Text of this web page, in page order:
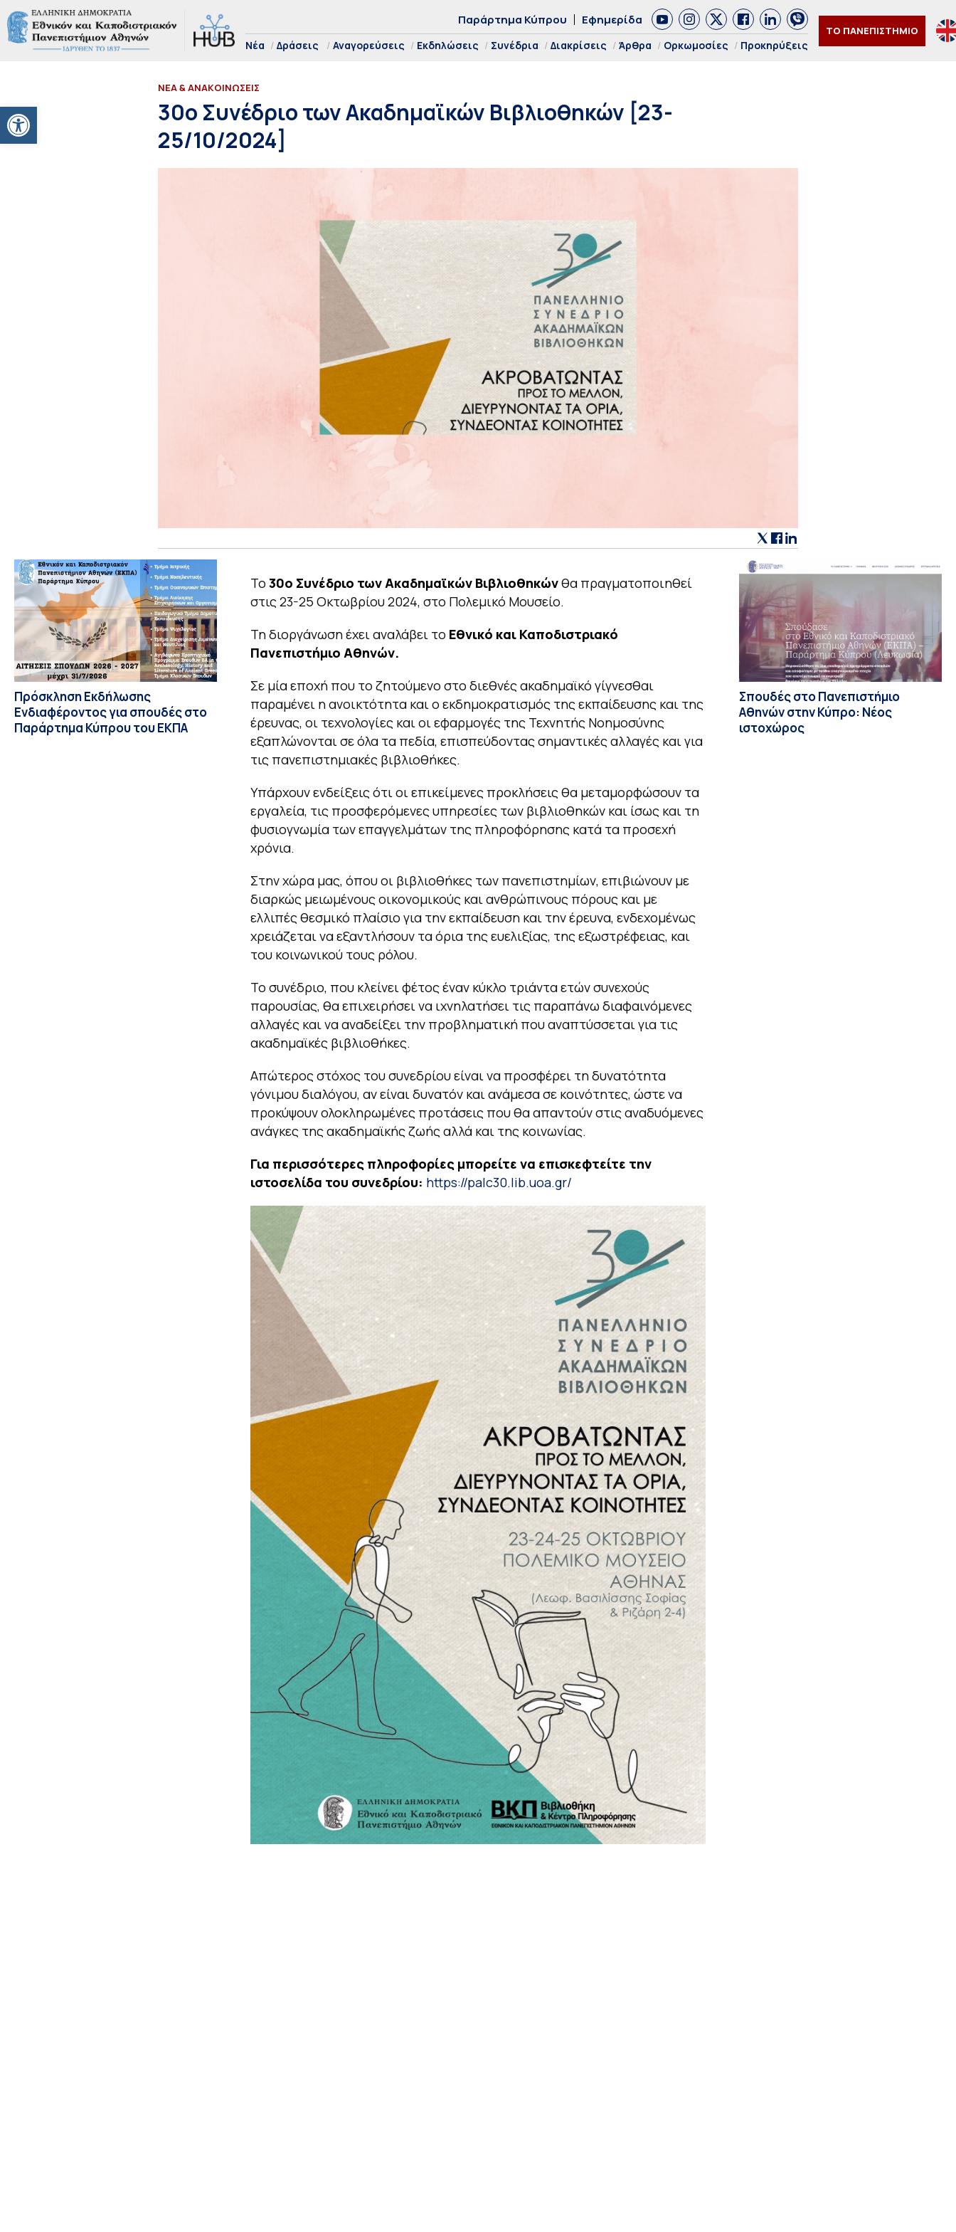
Ανοίξτε τη γραμμή εργαλείων
Παράρτημα Κύπρου Εφημερίδα
Νέα Δράσεις Αναγορεύσεις Εκδηλώσεις Συνέδρια Διακρίσεις Άρθρα Ορκωμοσίες Προκηρύξεις
ΤΟ ΠΑΝΕΠΙΣΤΗΜΙΟ
ΝΕΑ & ΑΝΑΚΟΙΝΩΣΕΙΣ
30ο Συνέδριο των Ακαδημαϊκών Βιβλιοθηκών [23-
25/10/2024]
Πρόσκληση Εκδήλωσης
Ενδιαφέροντος για σπουδές στο
Παράρτημα Κύπρου του ΕΚΠΑ
Το 30ο Συνέδριο των Ακαδημαϊκών Βιβλιοθηκώνθα πραγματοποιηθεί
στις 23-25 Οκτωβρίου 2024, στο Πολεμικό Μουσείο.
Τη διοργάνωση έχει αναλάβει το Εθνικό και Καποδιστριακό
Πανεπιστήμιο Αθηνών.
Σε μία εποχή που το ζητούμενο στο διεθνές ακαδημαϊκό γίγνεσθαι
παραμένει η ανοικτότητα και ο εκδημοκρατισμός της εκπαίδευσης και της
έρευνας, οι τεχνολογίες και οι εφαρμογές της Τεχνητής Νοημοσύνης
εξαπλώνονται σε όλα τα πεδία, επισπεύδοντας σημαντικές αλλαγές και για
τις πανεπιστημιακές βιβλιοθήκες.
Υπάρχουν ενδείξεις ότι οι επικείμενες προκλήσεις θα μεταμορφώσουν τα
εργαλεία, τις προσφερόμενες υπηρεσίες των βιβλιοθηκών και ίσως και τη
φυσιογνωμία των επαγγελμάτων της πληροφόρησης κατά τα προσεχή
χρόνια.
Στην χώρα μας, όπου οι βιβλιοθήκες των πανεπιστημίων, επιβιώνουν με
διαρκώς μειωμένους οικονομικούς και ανθρώπινους πόρους και με
ελλιπές θεσμικό πλαίσιο για την εκπαίδευση και την έρευνα, ενδεχομένως
χρειάζεται να εξαντλήσουν τα όρια της ευελιξίας, της εξωστρέφειας, και
του κοινωνικού τους ρόλου.
Το συνέδριο, που κλείνει φέτος έναν κύκλο τριάντα ετών συνεχούς
παρουσίας, θα επιχειρήσει να ιχνηλατήσει τις παραπάνω διαφαινόμενες
αλλαγές και να αναδείξει την προβληματική που αναπτύσσεται για τις
ακαδημαϊκές βιβλιοθήκες.
Απώτερος στόχος του συνεδρίου είναι να προσφέρει τη δυνατότητα
γόνιμου διαλόγου, αν είναι δυνατόν και ανάμεσα σε κοινότητες, ώστε να
προκύψουν ολοκληρωμένες προτάσεις που θα απαντούν στις αναδυόμενες
ανάγκες της ακαδημαϊκής ζωής αλλά και της κοινωνίας.
Για περισσότερες πληροφορίες μπορείτε να επισκεφτείτε την
ιστοσελίδα του συνεδρίου: https://palc30.lib.uoa.gr/
Σπουδές στο Πανεπιστήμιο
Αθηνών στην Κύπρο: Νέος
ιστοχώρος